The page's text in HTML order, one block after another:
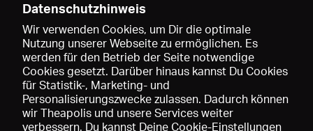
Speichern
Datenschutzhinweis
Wir verwenden Cookies, um Dir die optimale
Nutzung unserer Webseite zu ermöglichen. Es
werden für den Betrieb der Seite notwendige
Cookies gesetzt. Darüber hinaus kannst Du Cookies
für Statistik-, Marketing- und
Personalisierungszwecke zulassen. Dadurch können
wir Theapolis und unsere Services weiter
verbessern. Du kannst Deine Cookie-Einstellungen